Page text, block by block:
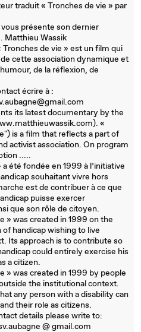
traduit « Tronches de vie » par
présente son dernier
Matthieu Wassik
de vie » est un film qui
cette association dynamique et
de la réflexion, de
écrire à :
its latest documentary by the
«
is a film that reflects a part of
activist association. On program
.....
a été fondée en 1999 à l’initiative
souhaitant vivre hors
est de contribuer à ce que
puisse exercer
que son rôle de citoyen.
» was created in 1999 on the
handicap wishing to live
Its approach is to contribute so
could entirely exercise his
a citizen.
» was created in 1999 by people
the institutional context.
any person with a disability can
their role as citizens.
details please write to:
@ gmail.com